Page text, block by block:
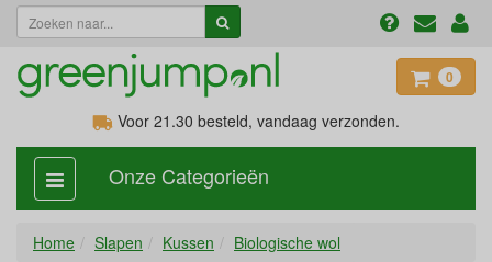
0
Voor 21.30 besteld, vandaag verzonden.
categorie
aan,
Onze Categorieën
Home Slapen Kussen Biologische wol